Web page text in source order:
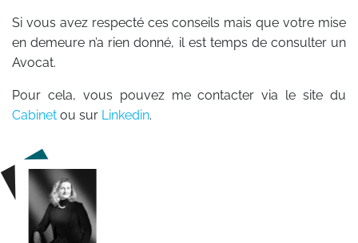
Si vous avez respecté ces conseils mais que votre mise
en demeure n’a rien donné, il est temps de consulter un
Avocat.
Pour cela, vous pouvez me contacter via le site du
Cabinet ou sur Linkedin.